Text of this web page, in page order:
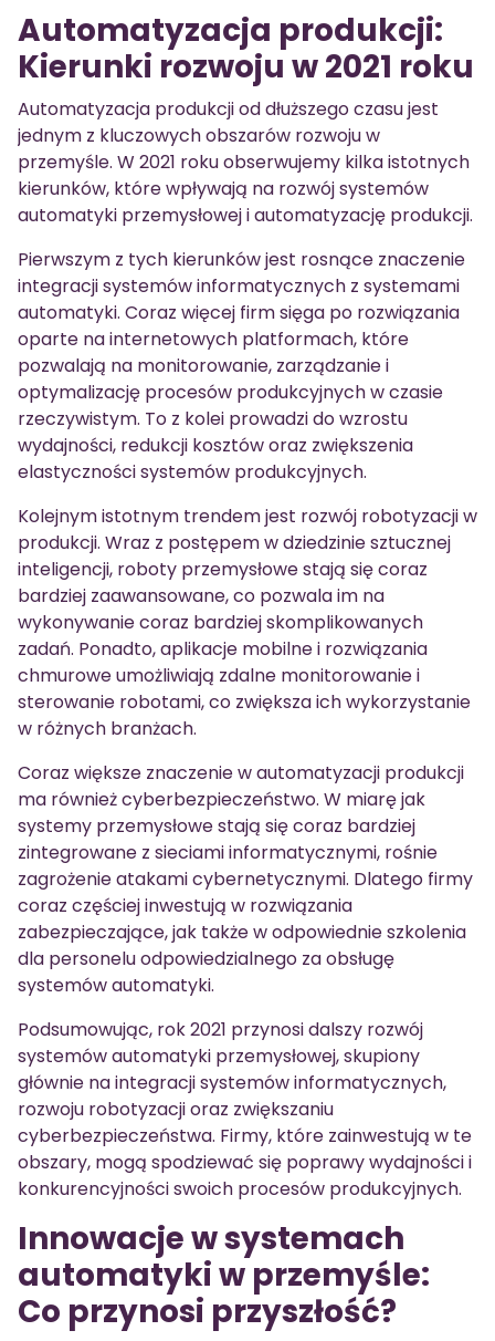
Automatyzacja produkcji:
Kierunki rozwoju w 2021 roku
Automatyzacja produkcji od dłuższego czasu jest
jednym z kluczowych obszarów rozwoju w
przemyśle. W 2021 roku obserwujemy kilka istotnych
kierunków, które wpływają na rozwój systemów
automatyki przemysłowej i automatyzację produkcji.
Pierwszym z tych kierunków jest rosnące znaczenie
integracji systemów informatycznych z systemami
automatyki. Coraz więcej firm sięga po rozwiązania
oparte na internetowych platformach, które
pozwalają na monitorowanie, zarządzanie i
optymalizację procesów produkcyjnych w czasie
rzeczywistym. To z kolei prowadzi do wzrostu
wydajności, redukcji kosztów oraz zwiększenia
elastyczności systemów produkcyjnych.
Kolejnym istotnym trendem jest rozwój robotyzacji w
produkcji. Wraz z postępem w dziedzinie sztucznej
inteligencji, roboty przemysłowe stają się coraz
bardziej zaawansowane, co pozwala im na
wykonywanie coraz bardziej skomplikowanych
zadań. Ponadto, aplikacje mobilne i rozwiązania
chmurowe umożliwiają zdalne monitorowanie i
sterowanie robotami, co zwiększa ich wykorzystanie
w różnych branżach.
Coraz większe znaczenie w automatyzacji produkcji
ma również cyberbezpieczeństwo. W miarę jak
systemy przemysłowe stają się coraz bardziej
zintegrowane z sieciami informatycznymi, rośnie
zagrożenie atakami cybernetycznymi. Dlatego firmy
coraz częściej inwestują w rozwiązania
zabezpieczające, jak także w odpowiednie szkolenia
dla personelu odpowiedzialnego za obsługę
systemów automatyki.
Podsumowując, rok 2021 przynosi dalszy rozwój
systemów automatyki przemysłowej, skupiony
głównie na integracji systemów informatycznych,
rozwoju robotyzacji oraz zwiększaniu
cyberbezpieczeństwa. Firmy, które zainwestują w te
obszary, mogą spodziewać się poprawy wydajności i
konkurencyjności swoich procesów produkcyjnych.
Innowacje w systemach
automatyki w przemyśle:
Co przynosi przyszłość?